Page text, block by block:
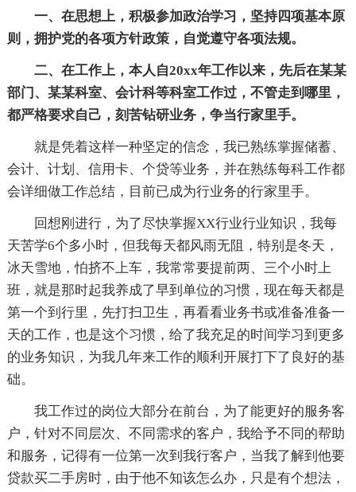
一、在思想上，积极参加政治学习，坚持四项基本原
则，拥护党的各项方针政策，自觉遵守各项法规。
二、在工作上，本人自20xx年工作以来，先后在某某
部门、某某科室、会计科等科室工作过，不管走到哪里，
都严格要求自己，刻苦钻研业务，争当行家里手。
就是凭着这样一种坚定的信念，我已熟练掌握储蓄、
会计、计划、信用卡、个贷等业务，并在熟练每科工作都
会详细做工作总结，目前已成为行业务的行家里手。
回想刚进行，为了尽快掌握XX行业行业知识，我每
天苦学6个多小时，但我每天都风雨无阻，特别是冬天，
冰天雪地，怕挤不上车，我常常要提前两、三个小时上
班，就是那时起我养成了早到单位的习惯，现在每天都是
第一个到行里，先打扫卫生，再看看业务书或准备准备一
天的工作，也是这个习惯，给了我充足的时间学习到更多
的业务知识，为我几年来工作的顺利开展打下了良好的基
础。
我工作过的岗位大部分在前台，为了能更好的服务客
户，针对不同层次、不同需求的客户，我给予不同的帮助
和服务，记得有一位第一次到我行客户，当我了解到他要
贷款买二手房时，由于他不知该怎么办，只是有个想法，